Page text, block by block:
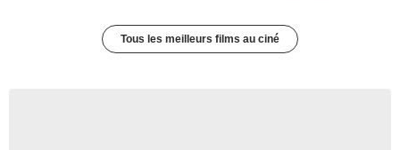
Tous les meilleurs films au ciné